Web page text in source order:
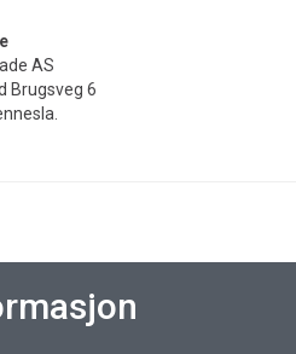
AS
Brugsveg 6